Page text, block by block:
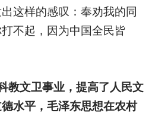
这样的感叹：奉劝我的同
不起，因为中国全民皆
教文卫事业，提高了人民文
水平，毛泽东思想在农村